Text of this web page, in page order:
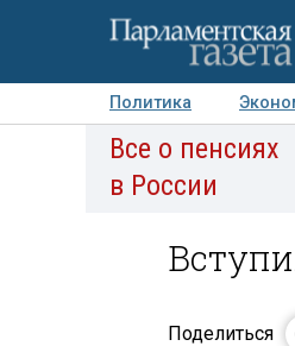
Политика
Авторы Персоны
Все о пенсиях
в России
Поделиться